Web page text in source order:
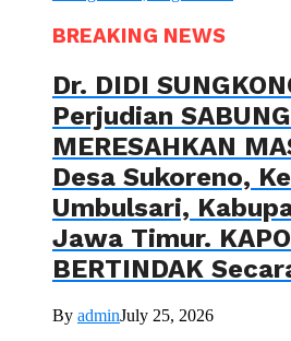
BREAKING NEWS
Dr. DIDI
Perjudian
MERESAHKAN
Desa Sukoreno,
Umbulsari,
Jawa Timur.
BERTINDAK
By adminJuly 25, 2026